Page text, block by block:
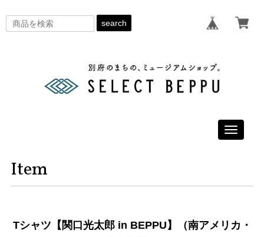
search
Toggle
Item
Tシャツ【関口光太郎 in BEPPU】（南アメリカ・